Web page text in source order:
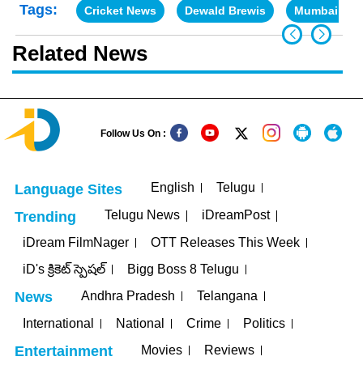
Tags: Cricket News Dewald Brewis Mumbai
Related News
Follow Us On :
Language Sites English Telugu
Trending Telugu News
iDreamPost
iDream FilmNager
OTT Releases This Week
iD's క్రికెట్ స్పెషల్
Bigg Boss 8 Telugu
News Andhra Pradesh
Telangana
International
National Crime Politics
Entertainment Movies Reviews